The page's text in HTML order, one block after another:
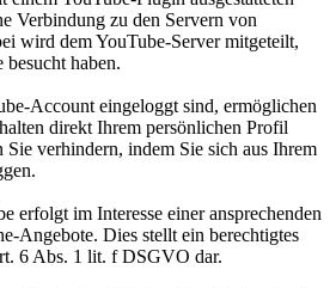
Verbindung zu den Servern von
wird dem YouTube-Server mitgeteilt,
besucht haben.
Account eingeloggt sind, ermöglichen
direkt Ihrem persönlichen Profil
verhindern, indem Sie sich aus Ihrem
erfolgt im Interesse einer ansprechenden
Angebote. Dies stellt ein berechtigtes
6 Abs. 1 lit. f DSGVO dar.